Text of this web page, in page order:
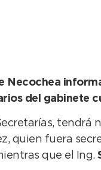
Necochea
del gabinete
tendrá
quien fuera
que el Ing.